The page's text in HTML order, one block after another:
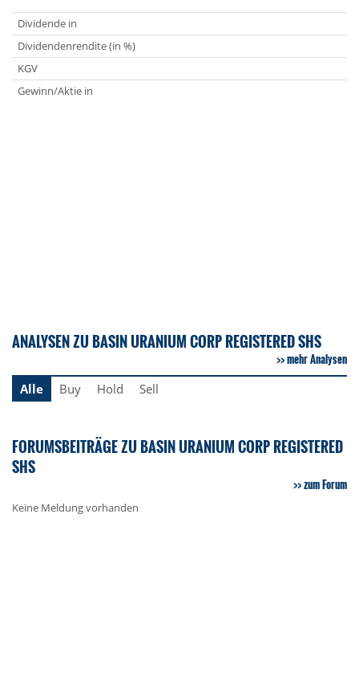
Dividende in
Dividendenrendite (in %)
KGV
Gewinn/Aktie in
ANALYSEN ZU BASIN URANIUM CORP REGISTERED SHS
mehr Analysen
Alle
Buy Hold Sell
FORUMSBEITRÄGE ZU BASIN URANIUM CORP REGISTERED
SHS
zum Forum
Keine Meldung vorhanden